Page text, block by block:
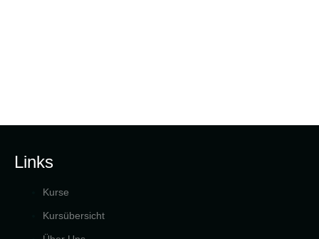
Links
Kurse
Kursübersicht